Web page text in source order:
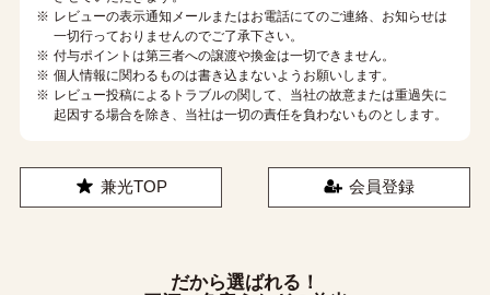
レビューの表示通知メールまたはお電話にてのご連絡、お知らせは
一切行っておりませんのでご了承下さい。
付与ポイントは第三者への譲渡や換金は一切できません。
個人情報に関わるものは書き込まないようお願いします。
レビュー投稿によるトラブルの関して、当社の故意または重過失に
起因する場合を除き、当社は一切の責任を負わないものとします。
兼光TOP 会員登録
だから選ばれる！